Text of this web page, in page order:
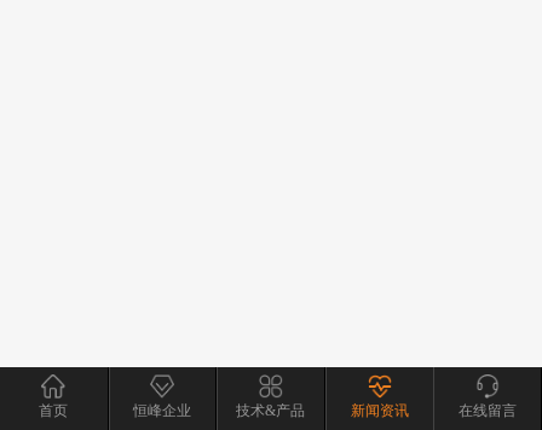
首页 恒峰企业 技术&产品 新闻资讯 在线留言